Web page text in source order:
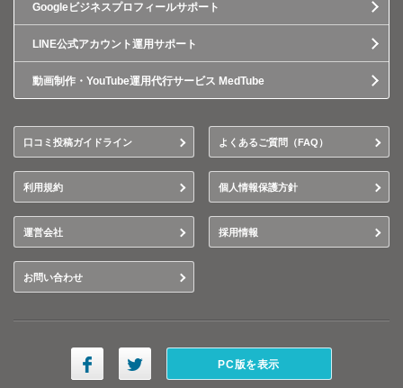
Googleビジネスプロフィールサポート
LINE公式アカウント運用サポート
動画制作・YouTube運用代行サービス MedTube
口コミ投稿ガイドライン よくあるご質問（FAQ）
利用規約 個人情報保護方針
運営会社 採用情報
お問い合わせ
PC版を表示